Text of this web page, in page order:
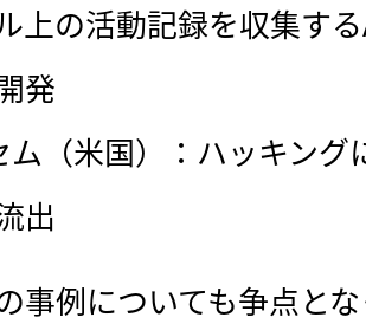
上の活動記録を収集す
発
ム（米国）：ハッキング
出
事例についても争点と